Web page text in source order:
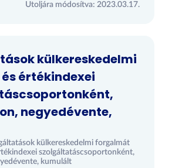
Utoljára módosítva: 2023.03.17.
külkereskedelmi
értékindexei
negyedévente,
külkereskedelmi forgalmát
szolgáltatáscsoportonként,
kumulált